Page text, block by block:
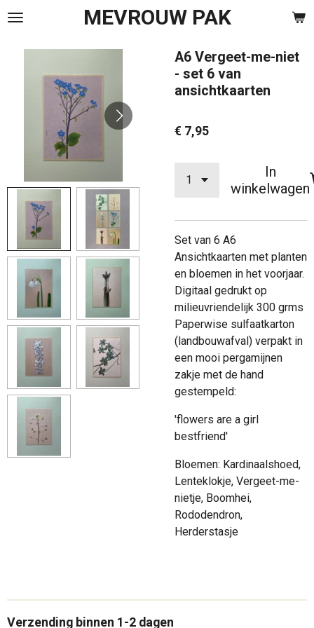
Ga
naar
hoofdinhoud
MEVROUW PAK
A6 Vergeet-me-niet
- set 6 van
ansichtkaarten
€ 7,95
In
winkelwagen
Set van 6 A6
Ansichtkaarten met planten
en bloemen in het voorjaar.
Digitaal gedrukt op
milieuvriendelijk 300 grms
Paperwise sulfaatkarton
(landbouwafval) verpakt in
een mooi pergamijnen
zakje met de hand
gestempeld:
'flowers are a girl
bestfriend'
Bloemen: Kardinaalshoed,
Lenteklokje, Vergeet-me-
nietje, Boomhei,
Rododendron,
Herderstasje
Verzending binnen 1-2 dagen